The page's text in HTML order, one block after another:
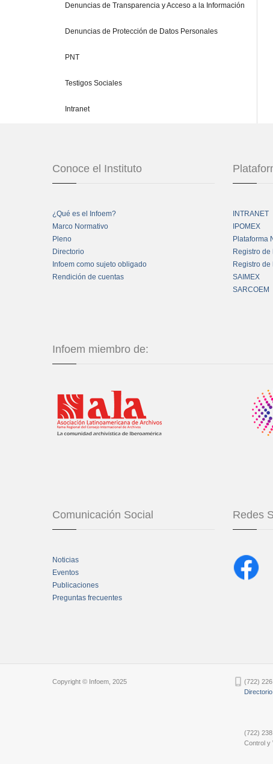
Denuncias de Transparencia y Acceso a la Información
Denuncias de Protección de Datos Personales
PNT
Testigos Sociales
Intranet
Conoce el Instituto
¿Qué es el Infoem?
Marco Normativo
Pleno
Directorio
Infoem como sujeto obligado
Rendición de cuentas
INTRANET
IPOMEX
Plataforma
Registro
Registro
SAIMEX
SARCOEM
Infoem miembro de:
Comunicación Social
Noticias
Eventos
Publicaciones
Preguntas frecuentes
Redes
Copyright © Infoem, 2025
(722)
Directorio
(722)
Control y